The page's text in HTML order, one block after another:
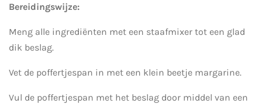
Bereidingswijze:
Meng alle ingrediënten met een staafmixer tot een glad
dik beslag.
Vet de poffertjespan in met een klein beetje margarine.
Vul de poffertjespan met het beslag door middel van een